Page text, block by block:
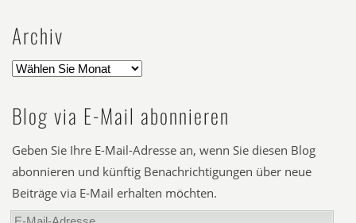
Archiv
Blog via E-Mail abonnieren
Geben Sie Ihre E-Mail-Adresse an, wenn Sie diesen Blog
abonnieren und künftig Benachrichtigungen über neue
Beiträge via E-Mail erhalten möchten.
E-